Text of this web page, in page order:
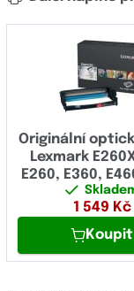
Originální
Lexmark
E260, E360,
1 549 Kč
Koupit